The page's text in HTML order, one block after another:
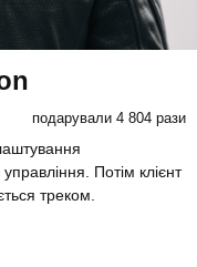
подарували 4 804 рази
Потім клієнт
треком.